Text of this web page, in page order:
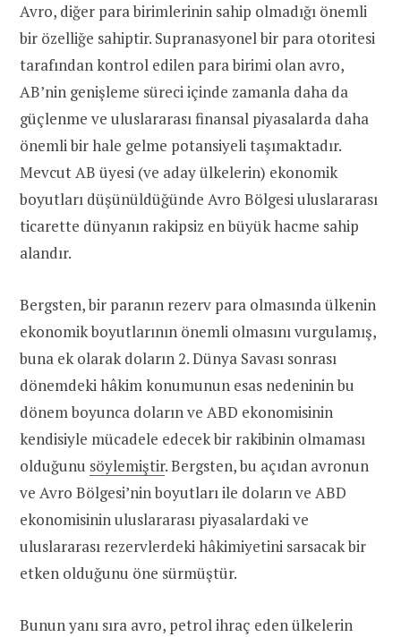
Avro, diğer para birimlerinin sahip olmadığı önemli
bir özelliğe sahiptir. Supranasyonel bir para otoritesi
tarafından kontrol edilen para birimi olan avro,
AB’nin genişleme süreci içinde zamanla daha da
güçlenme ve uluslararası finansal piyasalarda daha
önemli bir hale gelme potansiyeli taşımaktadır.
Mevcut AB üyesi (ve aday ülkelerin) ekonomik
boyutları düşünüldüğünde Avro Bölgesi uluslararası
ticarette dünyanın rakipsiz en büyük hacme sahip
alandır.
Bergsten, bir paranın rezerv para olmasında ülkenin
ekonomik boyutlarının önemli olmasını vurgulamış,
buna ek olarak doların 2. Dünya Savası sonrası
dönemdeki hâkim konumunun esas nedeninin bu
dönem boyunca doların ve ABD ekonomisinin
kendisiyle mücadele edecek bir rakibinin olmaması
olduğunu söylemiştir. Bergsten, bu açıdan avronun
ve Avro Bölgesi’nin boyutları ile doların ve ABD
ekonomisinin uluslararası piyasalardaki ve
uluslararası rezervlerdeki hâkimiyetini sarsacak bir
etken olduğunu öne sürmüştür.
Bunun yanı sıra avro, petrol ihraç eden ülkelerin